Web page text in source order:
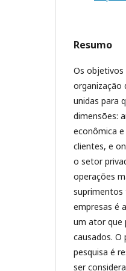
Resumo
Os objetivos
organização
unidas para
dimensões:
econômica
clientes, e
o setor
operações
suprimentos
empresas é
um ator que
causados. O
pesquisa é
ser